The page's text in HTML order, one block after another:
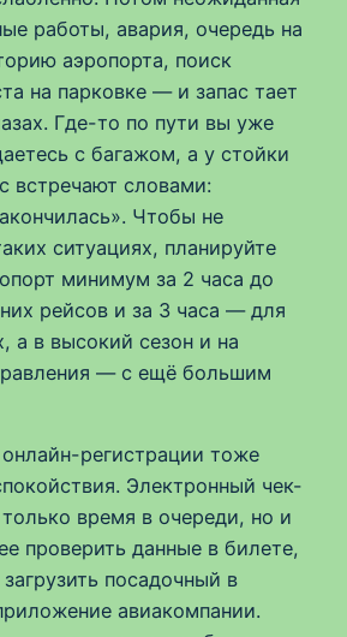
работы, авария, очередь на
аэропорта, поиск
на парковке — и запас тает
Где-то по пути вы уже
с багажом, а у стойки
встречают словами:
Чтобы не
ситуациях, планируйте
минимум за 2 часа до
рейсов и за 3 часа — для
а в высокий сезон и на
— с ещё большим
регистрации тоже
Электронный чек-
время в очереди, но и
проверить данные в билете,
посадочный в
авиакомпании.